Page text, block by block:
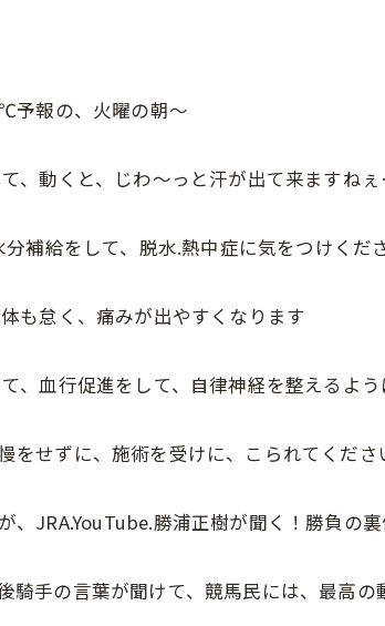
予報の、火曜の朝〜
、動くと、じわ〜っと汗が出て来ますね
補給をして、脱水.熱中症に気をつけくだ
も怠く、痛みが出やすくなります
、血行促進をして、自律神経を整えるよ
をせずに、施術を受けに、こられてくださ
、JRA.YouTube.勝浦正樹が聞く！勝負
騎手の言葉が聞けて、競馬民には、最高